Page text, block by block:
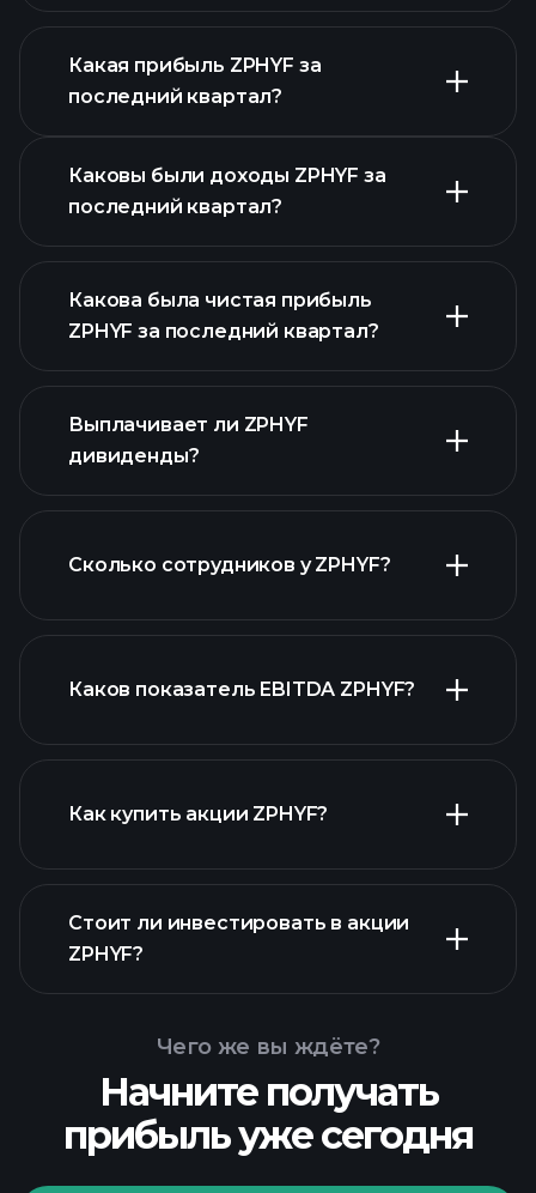
Какая прибыль ZPHYF за
последний квартал?
прибыли ZPHYF
Каковы были доходы ZPHYF за
последний квартал?
финансовых отчетах ZPHYF
Какова была чистая прибыль
ZPHYF за последний квартал?
финансовых отчетах ZPHYF
Выплачивает ли ZPHYF
дивиденды?
Сколько сотрудников у ZPHYF?
крупнейших
Каков показатель EBITDA ZPHYF?
Как купить акции ZPHYF?
Playtrade
Tournaments
Стоит ли инвестировать в акции
ZPHYF?
Чего же вы ждёте?
Начните получать
прибыль уже сегодня